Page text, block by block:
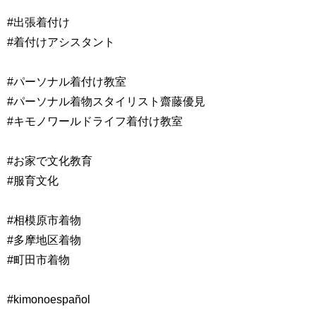
#出張着付け
#着付けアシスタント
#パーソナル着付け教室
#パーソナル着物スタイリスト齋藤優見
#キモノワールドライフ着付け教室
#お家で文化教育
#服育文化
#相模原市着物
#多摩地区着物
#町田市着物
#kimonoespañol